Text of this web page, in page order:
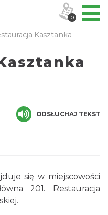
Kasztanka
ODSŁUCHAJ TEKST
się w miejscowości
201. Restauracja
0